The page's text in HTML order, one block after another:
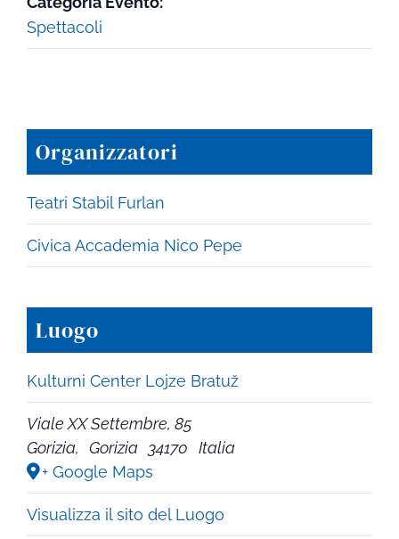
Spettacoli
Organizzatori
Teatri Stabil Furlan
Civica Accademia Nico Pepe
Luogo
Kulturni Center Lojze Bratuž
Viale XX Settembre, 85
Gorizia, Gorizia 34170
Italia
+ Google Maps
Visualizza il sito del Luogo